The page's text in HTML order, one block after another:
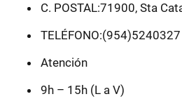
C. POSTAL:71900, Sta
Atención
9h – 15h (L a V)